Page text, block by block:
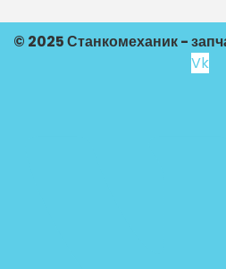
© 2025 Станкомеханик -
Vk